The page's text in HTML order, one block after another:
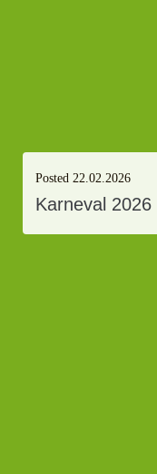
Posted 22.02.2026
Karneval 2026